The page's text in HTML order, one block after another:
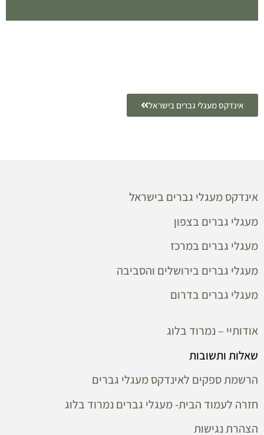
אינדקס מעגלי גברים בישראל
אינדקס מעגלי גברים בישראל
מעגלי גברים בצפון
מעגלי גברים במרכז
מעגלי גברים בירושלים והסביבה
מעגלי גברים בדרום
אודותיי – נמרוד בלוג
שאלות ותשובות
הרשמת ספקים לאינדקס מעגלי גברים
חזרה לעמוד הבית- מעגלי גברים נמרוד בלוג
הצהרת נגישות